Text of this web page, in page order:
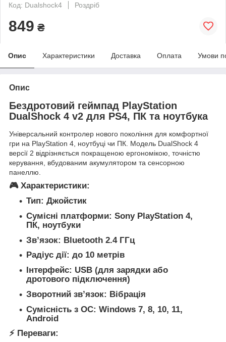
Код: Dualshock4
Роздріб
849 ₴
Опис Характеристики Доставка Оплата Умови
Опис
Бездротовий геймпад PlayStation
DualShock 4 v2 для PS4, ПК та ноутбука
Універсальний контролер нового покоління для комфортної
гри на PlayStation 4, ноутбуці чи ПК. Модель DualShock 4
версії 2 відрізняється покращеною ергономікою, точністю
керування, вбудованим акумулятором та сенсорною
панеллю.
🎮 Характеристики:
Тип: Джойстик
Сумісні платформи: Sony PlayStation 4,
ПК, ноутбуки
Зв’язок: Bluetooth 2.4 ГГц
Радіус дії: до 10 метрів
Інтерфейс: USB (для зарядки або
дротового підключення)
Зворотний зв’язок: Вібрація
Сумісність з ОС: Windows 7, 8, 10, 11,
Android
⚡ Переваги: